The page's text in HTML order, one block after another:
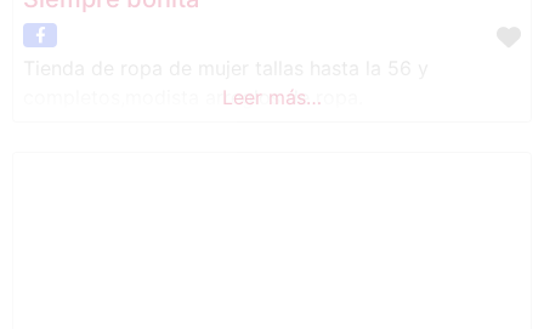
completos,modista arreglos de ropa.
Leer más…